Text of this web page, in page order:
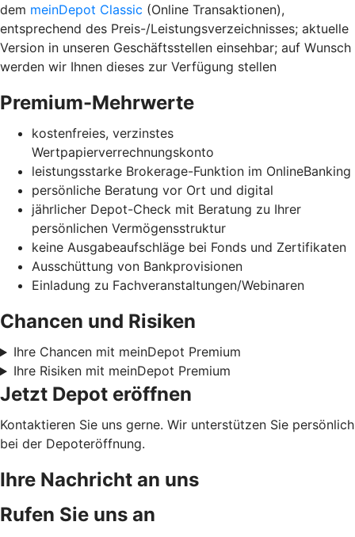
dem meinDepot Classic (Online Transaktionen),
entsprechend des Preis-/Leistungsverzeichnisses; aktuelle
Version in unseren Geschäftsstellen einsehbar; auf Wunsch
werden wir Ihnen dieses zur Verfügung stellen
Premium-Mehrwerte
kostenfreies, verzinstes
Wertpapierverrechnungskonto
leistungsstarke Brokerage-Funktion im OnlineBanking
persönliche Beratung vor Ort und digital
jährlicher Depot-Check mit Beratung zu Ihrer
persönlichen Vermögensstruktur
keine Ausgabeaufschläge bei Fonds und Zertifikaten
Ausschüttung von Bankprovisionen
Einladung zu Fachveranstaltungen/Webinaren
Chancen und Risiken
Ihre Chancen mit meinDepot Premium
Ihre Risiken mit meinDepot Premium
Jetzt Depot eröffnen
Kontaktieren Sie uns gerne. Wir unterstützen Sie persönlich
bei der Depoteröffnung.
Ihre Nachricht an uns
Rufen Sie uns an